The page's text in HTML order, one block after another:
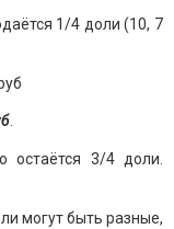
1/4 доли (10, 7
.
остаётся 3/4 доли.
могут быть разные,